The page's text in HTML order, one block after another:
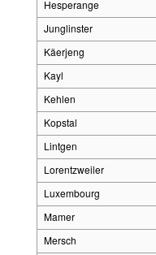
Hesperange
Junglinster
Käerjeng
Kayl
Kehlen
Kopstal
Lintgen
Lorentzweiler
Luxembourg
Mamer
Mersch